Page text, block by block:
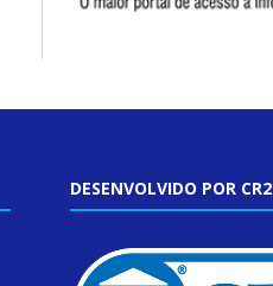
DESENVOLVIDO POR CR2